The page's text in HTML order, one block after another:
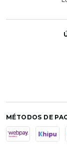
MÉTODOS DE